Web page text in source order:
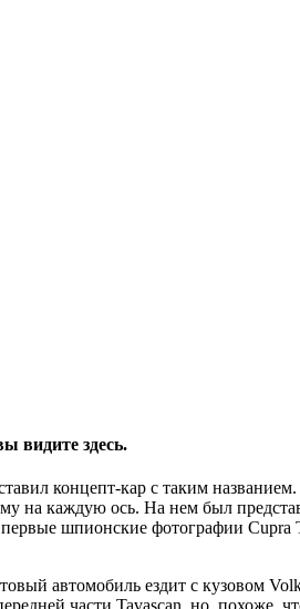
видите здесь.
концепт-кар с таким
на каждую ось. На нем был
шпионские фотографии
автомобиль ездит с кузовом